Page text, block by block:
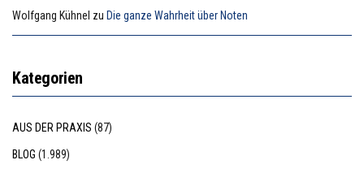
Wolfgang Kühnel zu Die ganze Wahrheit über Noten
Kategorien
AUS DER PRAXIS (87)
BLOG (1.989)